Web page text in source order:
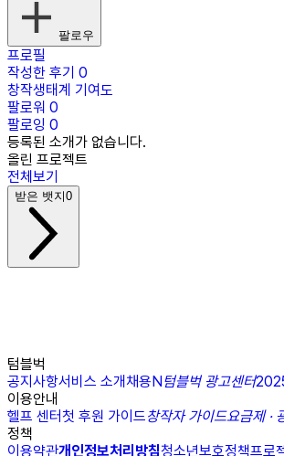
팔로우
프로필
작성한 후기 0
창작생태계 기여도
팔로워 0
팔로잉 0
등록된 소개가 없습니다.
올린 프로젝트
전체보기
받은 뱃지0
텀블벅
공지사항서비스 소개채용N텀블벅 광고센터
이용안내
헬프 센터첫 후원 가이드창작자 가이드요금제 ·
정책
이용약관개인정보처리방침청소년보호정책프로